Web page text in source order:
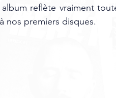
reflète vraiment
nos premiers disques.